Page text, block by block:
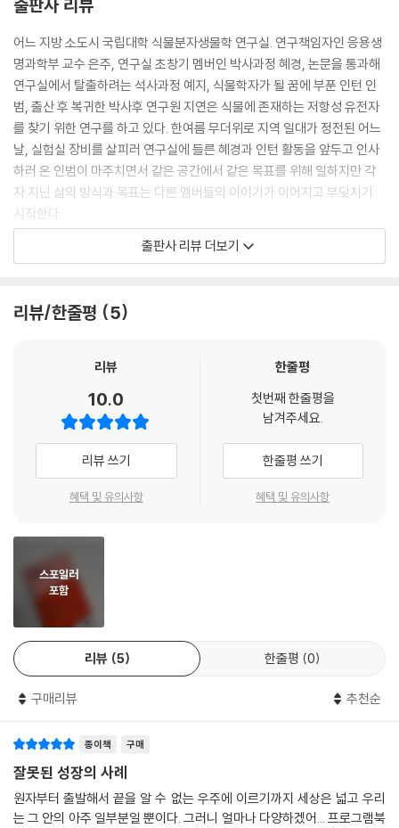
실험은 못하면 다시 하면 돼. 결과를 빨리 내려고만 하면 가설에 갇혀. 느려
도 끝까지 정확하게 하는 게 더 중요해.
--- p.103
이렇게 바보가 한 명 더 들어왔네. 얼마나 갈지는 모르겠지만.
--- p.104
사실 잡초는 강한 식물이 아니라 약한 식물이래요. 다른 식물하고 경쟁할
수 없어서 더 어려운 환경에 도전하면서 사는 거래요. 대신 절대 도망치지
않는다고.
아있어. 그런데 그건 정말 확실한 느낌이라서, 정말. 나중에 우리 애가 컸을
걔네가 살던 데서는 천적이 많았던 거지. 그래서 열심히 독을 만들었어. 천
적으로부터 자기를 보호해야 되니까. (중략) 여긴 천적이 없어. 그냥 맘 편
하게 살면 되거든? 근데 그게 안 돼. 왜? 씨앗이 기억하는 거야.
사람은 사람이 키우잖아. 어떻게든 분류하지 않고는 못 배기는 게 인간의
--- p.142
출판사 리뷰
어느 지방 소도시 국립대학 식물분자생물학 연구실. 연구책임자인 응용생
명과학부 교수 은주, 연구실 초창기 멤버인 박사과정 혜경, 논문을 통과해
연구실에서 탈출하려는 석사과정 예지, 식물학자가 될 꿈에 부푼 인턴 인
범, 출산 후 복귀한 박사후 연구원 지연은 식물에 존재하는 저항성 유전자
를 찾기 위한 연구를 하고 있다. 한여름 무더위로 지역 일대가 정전된 어느
날, 실험실 장비를 살피러 연구실에 들른 혜경과 인턴 활동을 앞두고 인사
하러 온 인범이 마주치면서 같은 공간에서 같은 목표를 위해 일하지만 각
자 지닌 삶의 방식과 목표는 다른 멤버들의 이야기가 이어지고 부딪치기
시작한다.
삶에 대해 확신할 수 있는 바가 있을까? 그렇다면 그 확신의 근거는 무엇일
리가 삶을 확신하는 근거가 될 수 있을까. 그렇지만 현재까지 확인된 사실
직까지는 누구의 삶도 일반화할 수 없다는 것을 뜻한다. ‘마땅히 그렇게 되
화하는 오류를 저지른다. 누군가가 처한 어떤 특정한 상황이나 환경을 두
고 그의 삶이 어떠할 것인지 ‘걱정을 가장한 편견’으로 단정한다.
『잘못된 성장의 사례』는 식물의 저항성 유전자를 연구하는 한 지방 소도시
국립대학의 식물분자생물학 연구실을 무대로 누군가의 삶을 쉽게 단정하
하는 애기장대는 6주 만에 성장 결과를 확인할 수 있고, 유전자 조작도 쉬
운데다 총 2만 7,000개인 유전체가 완전하게 밝혀진, 식물 과학 연구에서
대표적으로 활용되는 모델 식물이다. 이 연구실에서도 애기장대를 대상으
로 다양한 실험을 진행한다.
그런데 실험 결과가 가설을 지지하지 않는다. 설정한 환경대로라면 살지
못해야 하는 식물이 산다. 이를 어떻게 보아야 할까. 실험이 실패한 것일
조건을 바꾸면 될까? 그런데 이 질문들은 모두 ‘결과’를 전제로 한 틀에서
서 살아남으려 애쓴 식물을 볼 수 있다. 그리고 왜 살아남았는지 대신 어떻
게 살아남았는지 살필 수 있다. 가설은 지지될 수 있지만 마찬가지로 기각
될 수도 있음을, 그 결과는 각각의 사례일 뿐 성공이냐 실패냐로 가늠할 수
없음을 알 수 있다.
출판사 리뷰 더보기
리뷰/한줄평 5
리뷰
10.0
리뷰 쓰기
혜택 및 유의사항
한줄평
첫번째 한줄평을
남겨주세요.
한줄평 쓰기
혜택 및 유의사항
스포일러
포함
리뷰 5 한줄평 0
구매리뷰 추천순
종이책 구매
잘못된 성장의 사례
원자부터 출발해서 끝을 알 수 없는 우주에 이르기까지 세상은 넓고 우리
는 그 안의 아주 일부분일 뿐이다. 그러니 얼마나 다양하겠어... 프로그램북